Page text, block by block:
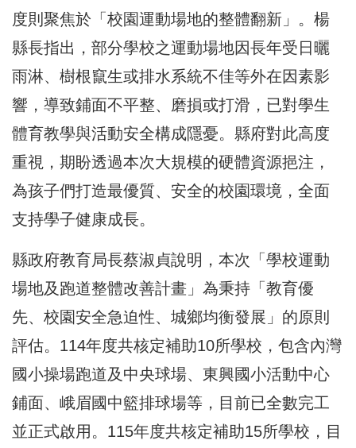
度則聚焦於「校園運動場地的整體翻新」。楊
縣長指出，部分學校之運動場地因長年受日曬
雨淋、樹根竄生或排水系統不佳等外在因素影
響，導致鋪面不平整、磨損或打滑，已對學生
體育教學與活動安全構成隱憂。縣府對此高度
重視，期盼透過本次大規模的硬體資源挹注，
為孩子們打造最優質、安全的校園環境，全面
支持學子健康成長。
縣政府教育局長蔡淑貞說明，本次「學校運動
場地及跑道整體改善計畫」為秉持「教育優
先、校園安全急迫性、城鄉均衡發展」的原則
評估。114年度共核定補助10所學校，包含內灣
國小操場跑道及中央球場、東興國小活動中心
鋪面、峨眉國中籃排球場等，目前已全數完工
並正式啟用。115年度共核定補助15所學校，目